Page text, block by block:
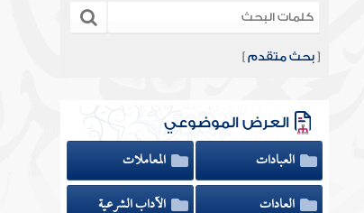
[بحث متقدم ]
العرض الموضوعي
العبادات
المعاملات
العادات
الآداب الشرعية